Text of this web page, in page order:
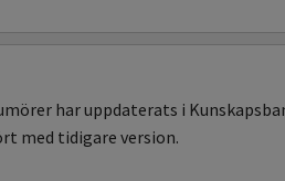
har uppdaterats i
med tidigare version.